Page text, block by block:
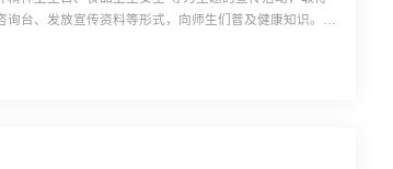
台、发放宣传资料等形式，向师生们普及健康知识。在